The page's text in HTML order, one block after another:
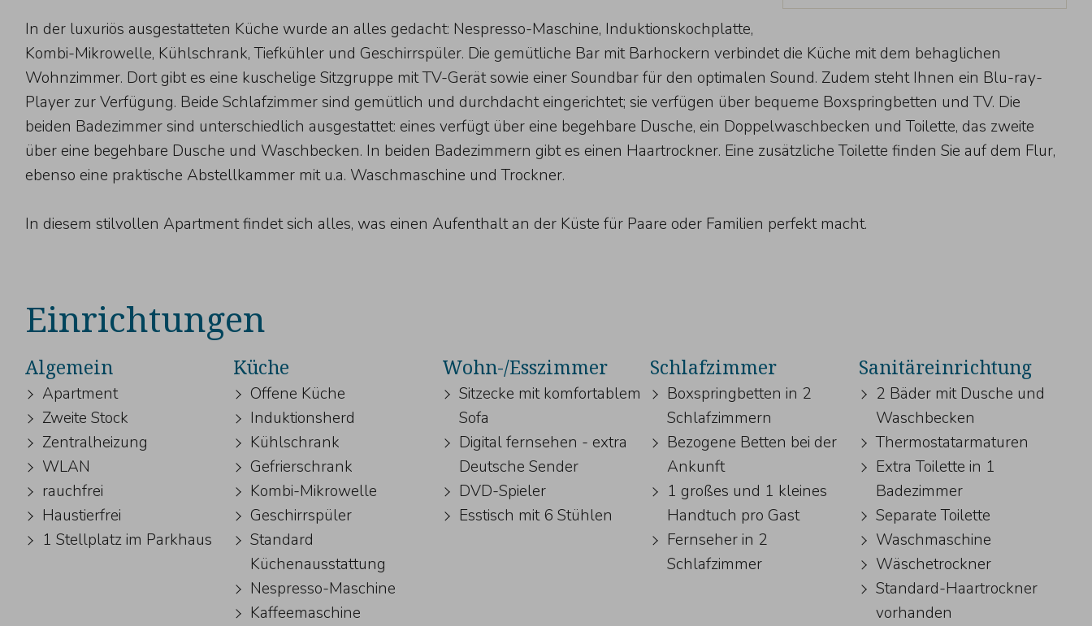
In der luxuriös ausgestatteten Küche wurde an alles gedacht: Nespresso-Maschine, Induktionskochplatte,
Kombi-Mikrowelle, Kühlschrank, Tiefkühler und Geschirrspüler. Die gemütliche Bar mit Barhockern verbindet die Küche mit dem behaglichen
Wohnzimmer. Dort gibt es eine kuschelige Sitzgruppe mit TV-Gerät sowie einer Soundbar für den optimalen Sound. Zudem steht Ihnen ein Blu-ray-
Player zur Verfügung. Beide Schlafzimmer sind gemütlich und durchdacht eingerichtet; sie verfügen über bequeme Boxspringbetten und TV. Die
beiden Badezimmer sind unterschiedlich ausgestattet: eines verfügt über eine begehbare Dusche, ein Doppelwaschbecken und Toilette, das zweite
über eine begehbare Dusche und Waschbecken. In beiden Badezimmern gibt es einen Haartrockner. Eine zusätzliche Toilette finden Sie auf dem Flur,
ebenso eine praktische Abstellkammer mit u.a. Waschmaschine und Trockner.
In diesem stilvollen Apartment findet sich alles, was einen Aufenthalt an der Küste für Paare oder Familien perfekt macht.
Einrichtungen
Algemein
Apartment
Zweite Stock
Zentralheizung
WLAN
rauchfrei
Haustierfrei
1 Stellplatz im Parkhaus
Küche
Offene Küche
Induktionsherd
Kühlschrank
Gefrierschrank
Kombi-Mikrowelle
Geschirrspüler
Standard
Küchenausstattung
Nespresso-Maschine
Kaffeemaschine
Wohn-/Esszimmer
Sitzecke mit komfortablem
Sofa
Digital fernsehen - extra
Deutsche Sender
DVD-Spieler
Esstisch mit 6 Stühlen
Schlafzimmer
Boxspringbetten in 2
Schlafzimmern
Bezogene Betten bei der
Ankunft
1 großes und 1 kleines
Handtuch pro Gast
Fernseher in 2
Schlafzimmer
Sanitäreinrichtung
2 Bäder mit Dusche und
Waschbecken
Thermostatarmaturen
Extra Toilette in 1
Badezimmer
Separate Toilette
Waschmaschine
Wäschetrockner
Standard-Haartrockner
vorhanden